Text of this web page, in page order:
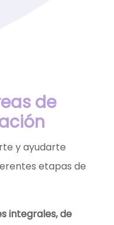
de
y ayudarte
etapas de
integrales, de